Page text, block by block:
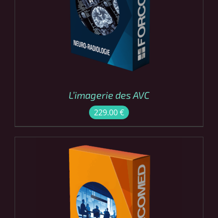
COMMANDER /
DÉTAILS
L’imagerie des AVC
229.00€
COMMANDERCE
PRODUIT
/